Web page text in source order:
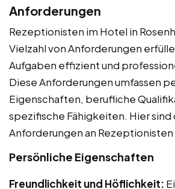
Anforderungen
Rezeptionisten im Hotel in
Vielzahl von Anforderungen
Aufgaben effizient und
Diese Anforderungen umfassen
Eigenschaften, berufliche
spezifische Fähigkeiten. Hier
Anforderungen an
Persönliche Eigenschaften
Freundlichkeit und Höflichkeit: